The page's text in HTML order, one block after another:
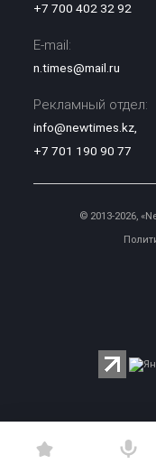
+7 700 402 32 92
E-mail:
n.times@mail.ru
Рекламный отдел:
info@newtimes.kz,
+7 701 190 90 77
© 2013-2026,